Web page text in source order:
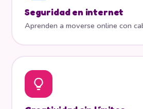
Seguridad en internet
Aprenden a moverse online con